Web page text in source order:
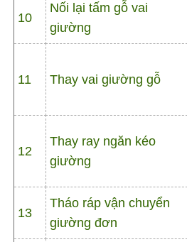
10
Nối lại tấm gỗ vai
giường
11 Thay vai giường gỗ
12
Thay ray ngăn kéo
giường
13
Tháo ráp vận chuyển
giường đơn